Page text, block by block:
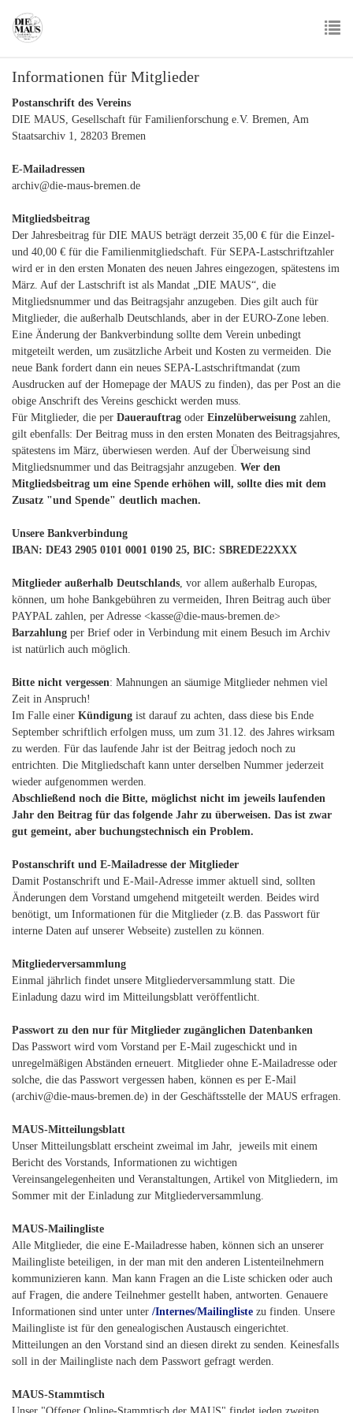
main
Informationen für Mitglieder
Postanschrift des Vereins
DIE MAUS, Gesellschaft für Familienforschung e.V. Bremen, Am
Staatsarchiv 1, 28203 Bremen
E-Mailadressen
archiv@die-maus-bremen.de
Mitgliedsbeitrag
Der Jahresbeitrag für DIE MAUS beträgt derzeit 35,00 € für die Einzel-
und 40,00 € für die Familienmitgliedschaft. Für SEPA-Lastschriftzahler
wird er in den ersten Monaten des neuen Jahres eingezogen, spätestens im
März. Auf der Lastschrift ist als Mandat „DIE MAUS“, die
Mitgliedsnummer und das Beitragsjahr anzugeben. Dies gilt auch für
Mitglieder, die außerhalb Deutschlands, aber in der EURO-Zone leben.
Eine Änderung der Bankverbindung sollte dem Verein unbedingt
mitgeteilt werden, um zusätzliche Arbeit und Kosten zu vermeiden. Die
neue Bank fordert dann ein neues SEPA-Lastschriftmandat (zum
Ausdrucken auf der Homepage der MAUS zu finden), das per Post an die
obige Anschrift des Vereins geschickt werden muss.
Für Mitglieder, die per Dauerauftrag oder Einzelüberweisung zahlen,
gilt ebenfalls: Der Beitrag muss in den ersten Monaten des Beitragsjahres,
spätestens im März, überwiesen werden. Auf der Überweisung sind
Mitgliedsnummer und das Beitragsjahr anzugeben. Wer den
Mitgliedsbeitrag um eine Spende erhöhen will, sollte dies mit dem
Zusatz "und Spende" deutlich machen.
Unsere Bankverbindung
IBAN: DE43 2905 0101 0001 0190 25, BIC: SBREDE22XXX
Mitglieder außerhalb Deutschlands, vor allem außerhalb Europas,
können, um hohe Bankgebühren zu vermeiden, Ihren Beitrag auch über
PAYPAL zahlen, per Adresse <kasse@die-maus-bremen.de>
Barzahlung per Brief oder in Verbindung mit einem Besuch im Archiv
ist natürlich auch möglich.
Bitte nicht vergessen: Mahnungen an säumige Mitglieder nehmen viel
Zeit in Anspruch!
Im Falle einer Kündigung ist darauf zu achten, dass diese bis Ende
September schriftlich erfolgen muss, um zum 31.12. des Jahres wirksam
zu werden. Für das laufende Jahr ist der Beitrag jedoch noch zu
entrichten. Die Mitgliedschaft kann unter derselben Nummer jederzeit
wieder aufgenommen werden.
Abschließend noch die Bitte, möglichst nicht im jeweils laufenden
Jahr den Beitrag für das folgende Jahr zu überweisen. Das ist zwar
gut gemeint, aber buchungstechnisch ein Problem.
Postanschrift und E-Mailadresse der Mitglieder
Damit Postanschrift und E-Mail-Adresse immer aktuell sind, sollten
Änderungen dem Vorstand umgehend mitgeteilt werden. Beides wird
benötigt, um Informationen für die Mitglieder (z.B. das Passwort für
interne Daten auf unserer Webseite) zustellen zu können.
Mitgliederversammlung
Einmal jährlich findet unsere Mitgliederversammlung statt. Die
Einladung dazu wird im Mitteilungsblatt veröffentlicht.
Passwort zu den nur für Mitglieder zugänglichen Datenbanken
Das Passwort wird vom Vorstand per E-Mail zugeschickt und in
unregelmäßigen Abständen erneuert. Mitglieder ohne E-Mailadresse oder
solche, die das Passwort vergessen haben, können es per E-Mail
(archiv@die-maus-bremen.de) in der Geschäftsstelle der MAUS erfragen.
MAUS-Mitteilungsblatt
Unser Mitteilungsblatt erscheint zweimal im Jahr, jeweils mit einem
Bericht des Vorstands, Informationen zu wichtigen
Vereinsangelegenheiten und Veranstaltungen, Artikel von Mitgliedern, im
Sommer mit der Einladung zur Mitgliederversammlung.
MAUS-Mailingliste
Alle Mitglieder, die eine E-Mailadresse haben, können sich an unserer
Mailingliste beteiligen, in der man mit den anderen Listenteilnehmern
kommunizieren kann. Man kann Fragen an die Liste schicken oder auch
auf Fragen, die andere Teilnehmer gestellt haben, antworten. Genauere
Informationen sind unter unter /Internes/Mailingliste zu finden. Unsere
Mailingliste ist für den genealogischen Austausch eingerichtet.
Mitteilungen an den Vorstand sind an diesen direkt zu senden. Keinesfalls
soll in der Mailingliste nach dem Passwort gefragt werden.
MAUS-Stammtisch